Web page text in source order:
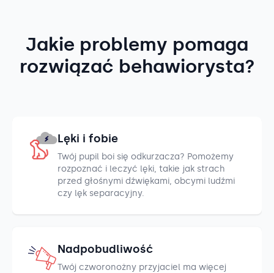
Jakie problemy pomaga
rozwiązać behawiorysta?
Lęki i fobie
Twój pupil boi się odkurzacza? Pomożemy
rozpoznać i leczyć lęki, takie jak strach
przed głośnymi dźwiękami, obcymi ludźmi
czy lęk separacyjny.
Nadpobudliwość
Twój czworonożny przyjaciel ma więcej